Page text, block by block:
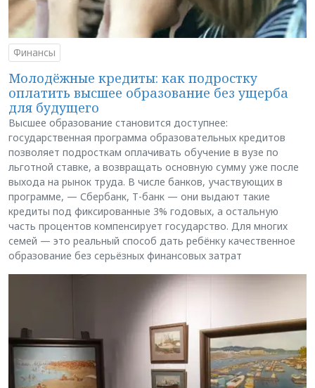
Финансы
Молодёжные кредиты: как подростку
оплатить высшее образование без ущерба
для будущего
Высшее образование становится доступнее:
государственная программа образовательных кредитов
позволяет подросткам оплачивать обучение в вузе по
льготной ставке, а возвращать основную сумму уже после
выхода на рынок труда. В числе банков, участвующих в
программе, — Сбербанк, Т-банк — они выдают такие
кредиты под фиксированные 3% годовых, а остальную
часть процентов компенсирует государство. Для многих
семей — это реальный способ дать ребёнку качественное
образование без серьёзных финансовых затрат